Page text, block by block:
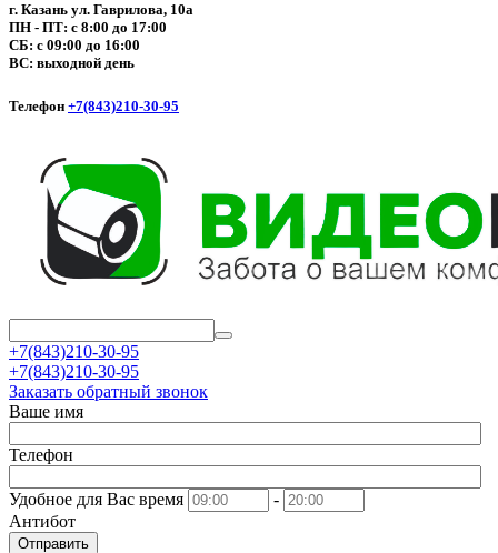
г. Казань ул. Гаврилова, 10а
ПН - ПТ: с 8:00 до 17:00
СБ: с 09:00 до 16:00
ВС: выходной день
Телефон +7(843)210-30-95
+7(843)210-30-95
+7(843)210-30-95
Заказать обратный звонок
Ваше имя
Телефон
Удобное для Вас время
-
Антибот
Отправить